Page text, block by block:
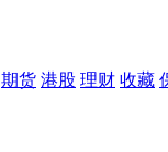
期货 港股 理财 收藏